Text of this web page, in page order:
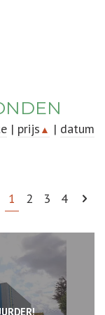
| prijs ▲ | datum
1 2 3 4